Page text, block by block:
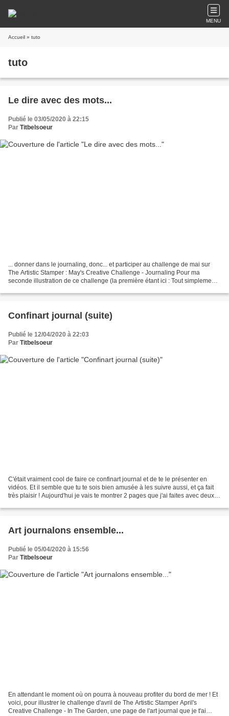
MENU
Accueil » tuto
tuto
Le dire avec des mots...
Publié le 03/05/2020 à 22:15
Par Titbelsoeur
... donner dans le journaling, donc... et participer au challenge de mai sur
The Artistic Stamper : May's Creative Challenge - Journaling Pour ma
seconde illustration de ce challenge (la première étant ici : Tout simplement
Confinart journal (suite)
Publié le 12/04/2020 à 22:03
Par Titbelsoeur
C'était vraiment cool de faire ce confinart journal et de te le présenter en
vidéos. Et il semble que tu te sois bien amusée à les suivre aussi, et ça fait
très plaisir ! Aujourd'hui je vais te montrer 2 pages que j'ai faites avec deux
Art journalons ensemble...
Publié le 05/04/2020 à 15:56
Par Titbelsoeur
En attendant le moment où on pourra à nouveau profiter du bord de mer ! Et
voici, pour illustrer le challenge d'avril de The Artistic Stamper April's
Creative Challenge - In The Garden, une page de l'art journal que je t'ai